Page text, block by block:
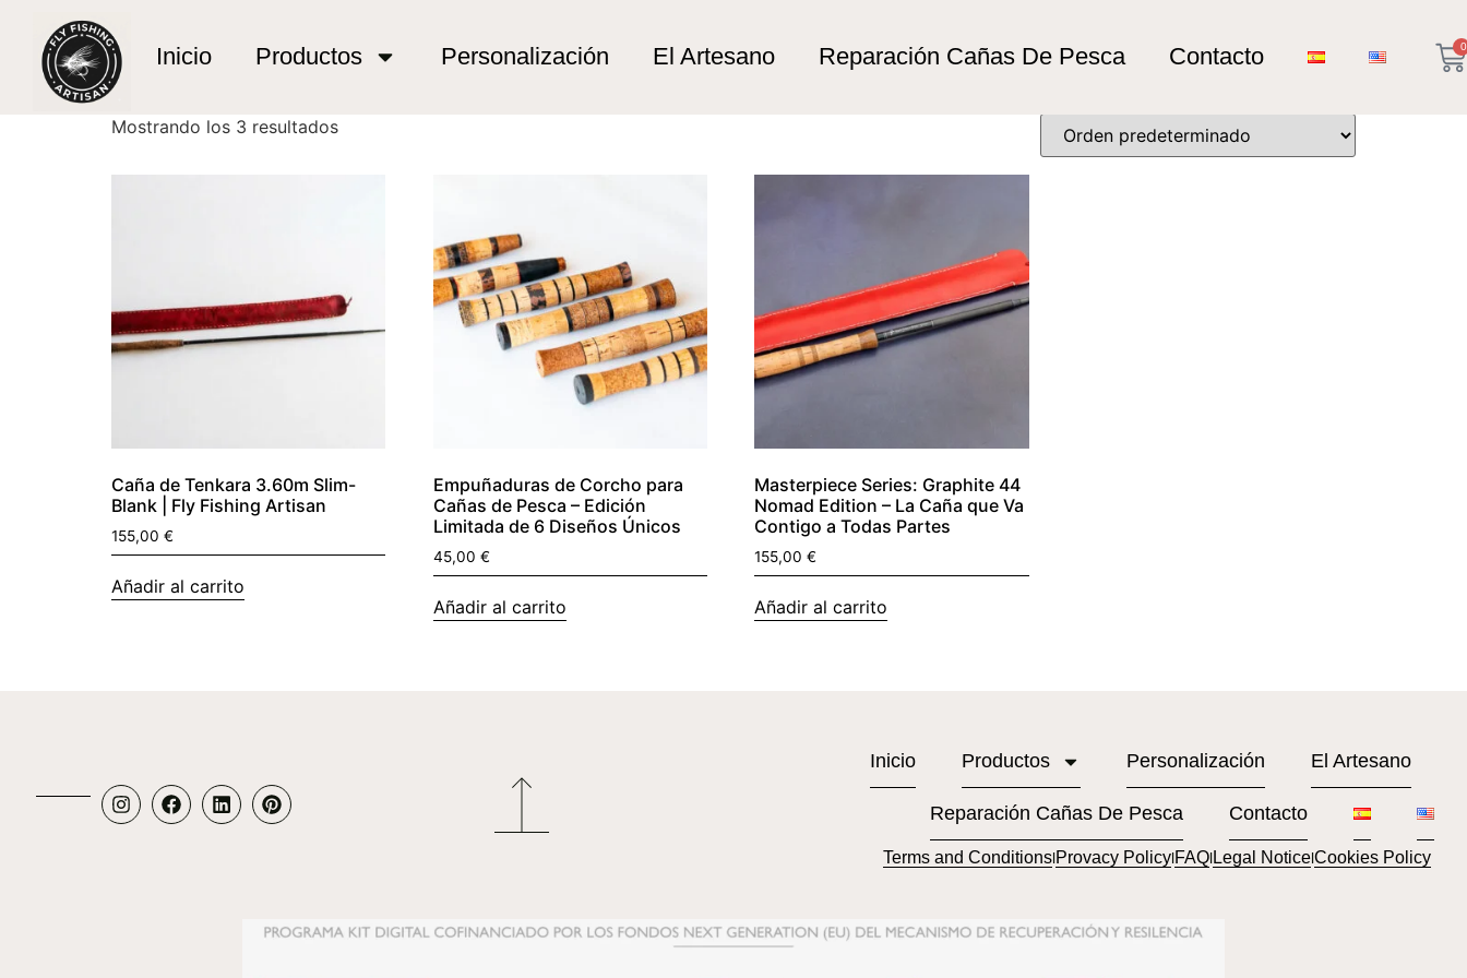
Inicio Productos Personalización El Artesano Reparación Cañas De Pesca Contacto 0
Pesca técnica de río
Mostrando los 3 resultados
Caña de Tenkara 3.60m Slim-
Blank | Fly Fishing Artisan
155,00 €
Añadir al carrito
Empuñaduras de Corcho para
Cañas de Pesca – Edición
Limitada de 6 Diseños Únicos
45,00 €
Añadir al carrito
Masterpiece Series: Graphite 44
Nomad Edition – La Caña que Va
Contigo a Todas Partes
155,00€
Añadir al carrito
Inicio Productos Personalización El Artesano
Reparación Cañas De Pesca Contacto
Terms and ConditionslProvacy PolicylFAQlLegal NoticelCookies Policy